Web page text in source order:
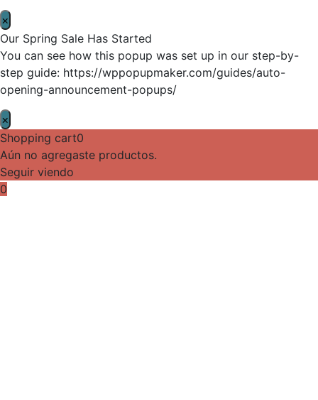
×
Our Spring Sale Has Started
You can see how this popup was set up in our step-by-
step guide: https://wppopupmaker.com/guides/auto-
opening-announcement-popups/
×
Shopping cart0
Aún no agregaste productos.
Seguir viendo
0